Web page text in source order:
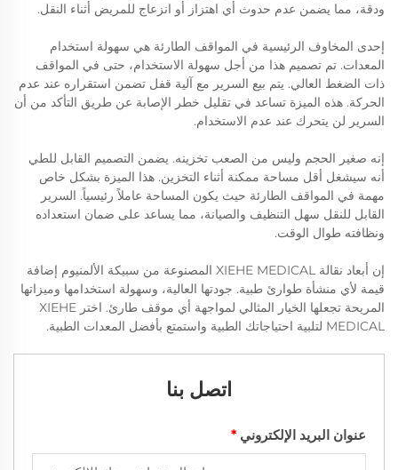
ودقة، مما يضمن عدم حدوث أي اهتزاز أو انزعاج للمريض أثناء النقل.
إحدى المخاوف الرئيسية في المواقف الطارئة هي سهولة استخدام
المعدات. تم تصميم هذا من أجل سهولة الاستخدام، حتى في المواقف
ذات الضغط العالي. يتم بيع السرير مع آلية قفل تضمن استقراره عند عدم
الحركة. هذه الميزة تساعد في تقليل خطر الإصابة عن طريق التأكد من أن
السرير لن يتحرك عند عدم الاستخدام.
إنه صغير الحجم وليس من الصعب تخزينه. يضمن التصميم القابل للطي
أنه سيشغل أقل مساحة ممكنة أثناء التخزين. هذا الميزة بشكل خاص
مهمة في المواقف الطارئة حيث يكون المساحة عاملاً رئيسياً. السرير
القابل للنقل سهل التنظيف والصيانة، مما يساعد على ضمان استعداده
ونظافته طوال الوقت.
إن أبعاد نقالة XIEHE MEDICAL المصنوعة من سبيكة الألمنيوم إضافة
قيمة لأي منشأة طوارئ طبية. جودتها العالية، وسهولة استخدامها وميزاتها
المريحة تجعلها الخيار المثالي لمواجهة أي موقف طارئ. اختر XIEHE
MEDICAL لتلبية احتياجاتك الطبية واستمتع بأفضل المعدات الطبية.
اتصل بنا
عنوان البريد الإلكتروني *